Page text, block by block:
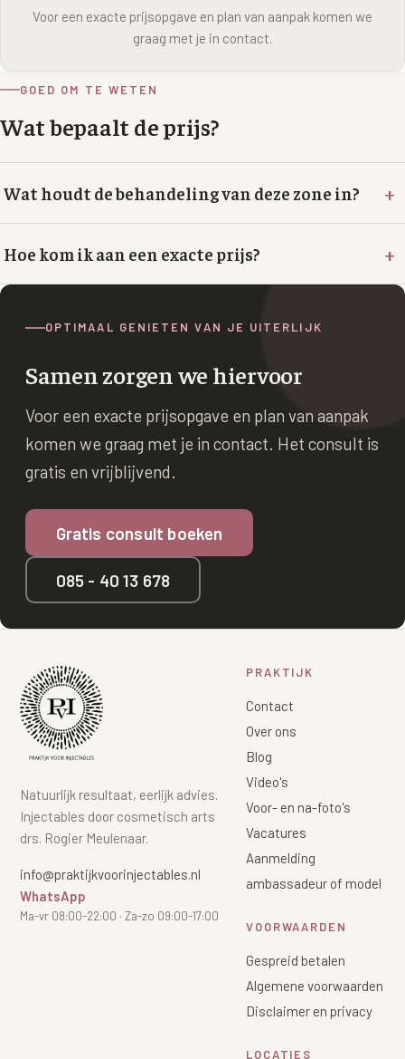
Hyperpigmentatie
Kaalheid en haarverlies
HUID & AANVULLEND
Peeling
Plexr Soft Surgery
PRP-behandeling
RRS HA Eyes
XL Hair
Alle behandelingen →
Voor een exacte prijsopgave en plan van aanpak komen we
graag met je in contact.
GOED OM TE WETEN
Wat bepaalt de prijs?
Wat houdt de behandeling van deze zone in? +
Hoe kom ik aan een exacte prijs? +
OPTIMAAL GENIETEN VAN JE UITERLIJK
Samen zorgen we hiervoor
Voor een exacte prijsopgave en plan van aanpak
komen we graag met je in contact. Het consult is
gratis en vrijblijvend.
Gratis consult boeken
085 - 40 13 678
Natuurlijk resultaat, eerlijk advies.
Injectables door cosmetisch arts
drs. Rogier Meulenaar.
info@praktijkvoorinjectables.nl
WhatsApp
Ma-vr 08:00-22:00 · Za-zo 09:00-17:00
PRAKTIJK
Contact
Over ons
Blog
Video's
Voor- en na-foto's
Vacatures
Aanmelding
ambassadeur of model
VOORWAARDEN
Gespreid betalen
Algemene voorwaarden
Disclaimer en privacy
LOCATIES